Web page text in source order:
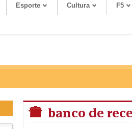
Esporte Cultura F5
banco de